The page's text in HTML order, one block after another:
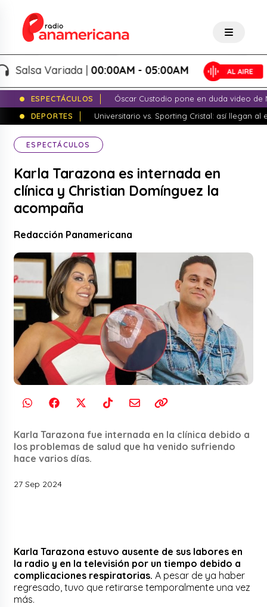
Variada |00:00AM - 05:00AM
ESPECTÁCULOS
Óscar Custodio pone en duda video de
DEPORTES
Universitario vs. Sporting Cristal: así llegan al
ESPECTÁCULOS
Karla Tarazona es internada en
clínica y Christian Domínguez la
acompaña
Redacción Panamericana
Karla Tarazona fue internada en la clínica debido a
los problemas de salud que ha venido sufriendo
hace varios días.
27 Sep 2024
Karla Tarazona estuvo ausente de sus labores en
la radio y en la televisión por un tiempo debido a
complicaciones respiratorias. A pesar de ya haber
regresado, tuvo que retirarse temporalmente una vez
más.